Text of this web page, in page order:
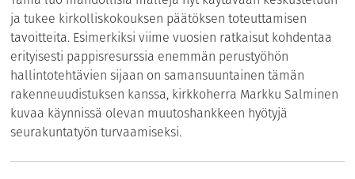
ja tukee kirkolliskokouksen päätöksen toteuttamisen
tavoitteita. Esimerkiksi viime vuosien ratkaisut kohdentaa
erityisesti pappisresurssia enemmän perustyöhön
hallintotehtävien sijaan on samansuuntainen tämän
rakenneuudistuksen kanssa, kirkkoherra Markku Salminen
kuvaa käynnissä olevan muutoshankkeen hyötyjä
seurakuntatyön turvaamiseksi.